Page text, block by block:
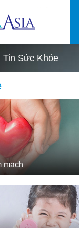
Tin Sức Khỏe
mạch